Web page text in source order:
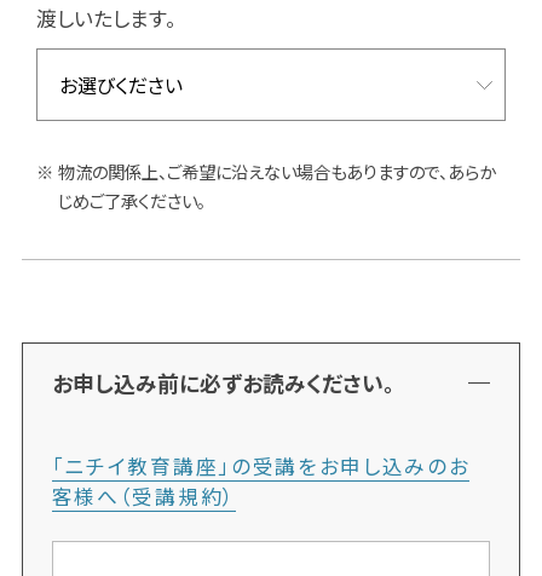
渡しいたします。
物流の関係上、ご希望に沿えない場合もありますので、あらか
じめご了承ください。
お申し込み前に必ずお読みください。
「ニチイ教育講座」の受講をお申し込みのお
客様へ（受講規約）